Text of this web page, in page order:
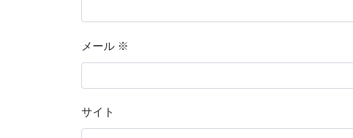
メール ※
サイト